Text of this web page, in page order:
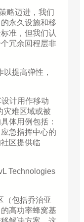
略迈进，我们
永久设施和移
准，但我们认
冗余回程层非
提高弹性，
计用作移动
灾难区域或被
体用例包括：
急指挥中心的
区提供临
Technologies
（包括乔治亚
高功率蜂窝基